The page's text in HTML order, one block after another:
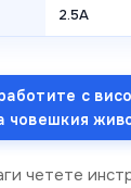
2.5A
с
човешкия
четете